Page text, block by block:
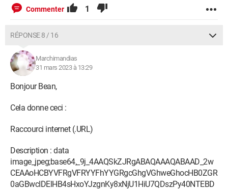
Commenter 1
RÉPONSE 8 / 16
Marchimandias
31 mars 2023 à 13:29
Bonjour Bean,
Cela donne ceci :
Raccourci internet (.URL)
Description : data
image_jpeg;base64,_9j_4AAQSkZJRgABAQAAAQABAAD_2w
CEAAoHCBYVFRgVFRYYFhYYGRgcGhgVGhweGhocHB0ZGR
0aGBwcIDElHB4sHxoYJzgnKy8xNjU1HiU7QDszPy40NTEBD